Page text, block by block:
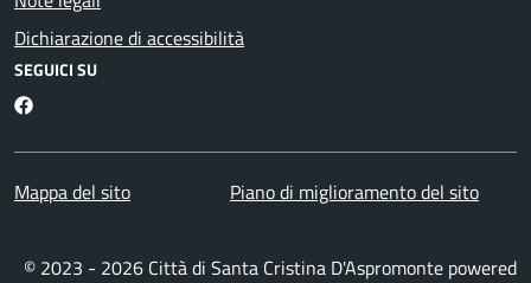
Dichiarazione di accessibilità
SEGUICI SU
Facebook
Mappa del sito Piano di miglioramento del sito
© 2023 - 2026 Città di Santa Cristina D'Aspromonte powered